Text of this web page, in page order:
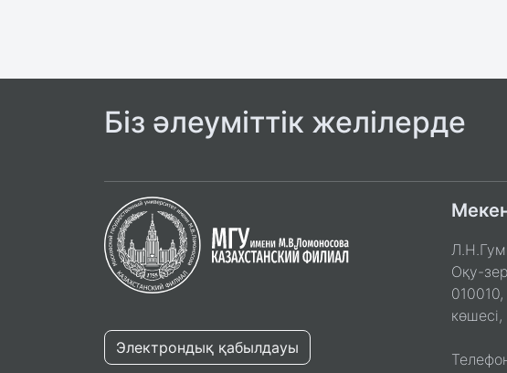
Біз әлеуміттік желілерде
Электрондық қабылдауы
Оқу-
көшесі,